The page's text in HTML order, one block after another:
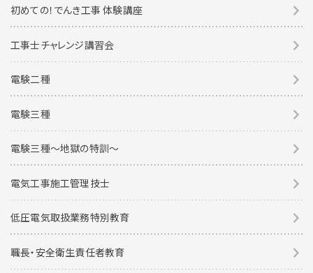
初めての！でんき工事 体験講座
工事士チャレンジ講習会
電験二種
電験三種
電験三種〜地獄の特訓〜
電気工事施工管理技士
低圧電気取扱業務特別教育
職長・安全衛生責任者教育